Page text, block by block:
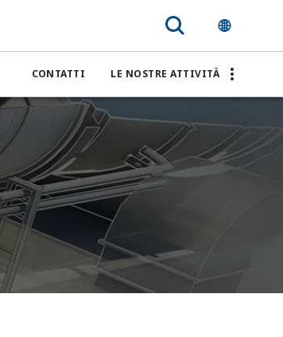
CONTATTI LE NOSTRE ATTIVITÀ